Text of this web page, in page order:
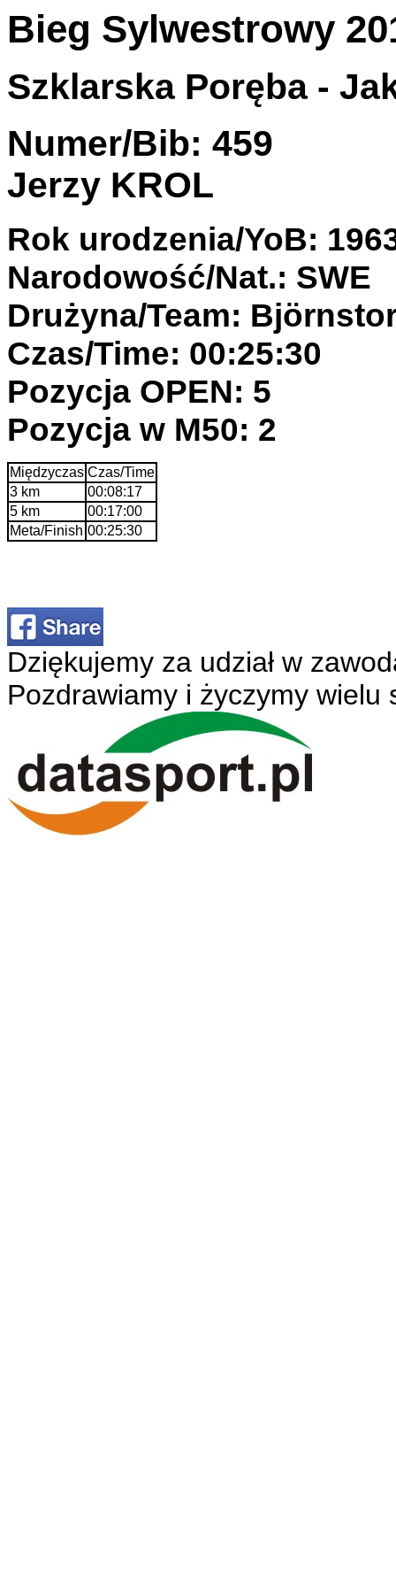
Bieg Sylwestrowy
Szklarska Poręba -
Numer/Bib: 459
Jerzy KROL
Rok urodzenia/YoB:
Narodowość/Nat.: SWE
Drużyna/Team:
Czas/Time: 00:25:30
Pozycja OPEN: 5
Pozycja w M50: 2
Międzyczas Czas/Time
3 km
00:08:17
5 km
00:17:00
Meta/Finish 00:25:30
Dziękujemy za udział w
Pozdrawiamy i życzymy wielu